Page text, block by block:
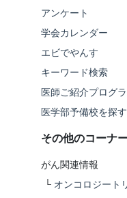
アンケート
学会カレンダー
エビでやんす
キーワード検索
医師ご紹介プログ
医学部予備校を探す
その他のコーナ
がん関連情報
└ オンコロジート